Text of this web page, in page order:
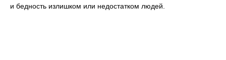
и бедность излишком или недостатком людей.